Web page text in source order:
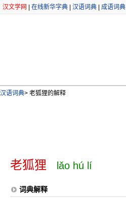
汉文学网 在线新华字典 汉语词典 成语词典
汉语词典> 老狐狸的解释
老狐狸 lǎo hú lí
词典解释